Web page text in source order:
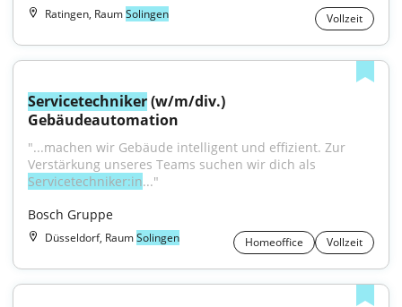
Ratingen, RaumSolingen Vollzeit
Servicetechniker (w/m/div.)
Gebäudeautomation
"...machen wir Gebäude intelligent und effizient. Zur
Servicetechniker:in..."
Bosch Gruppe
Düsseldorf, RaumSolingen Homeoffice Vollzeit